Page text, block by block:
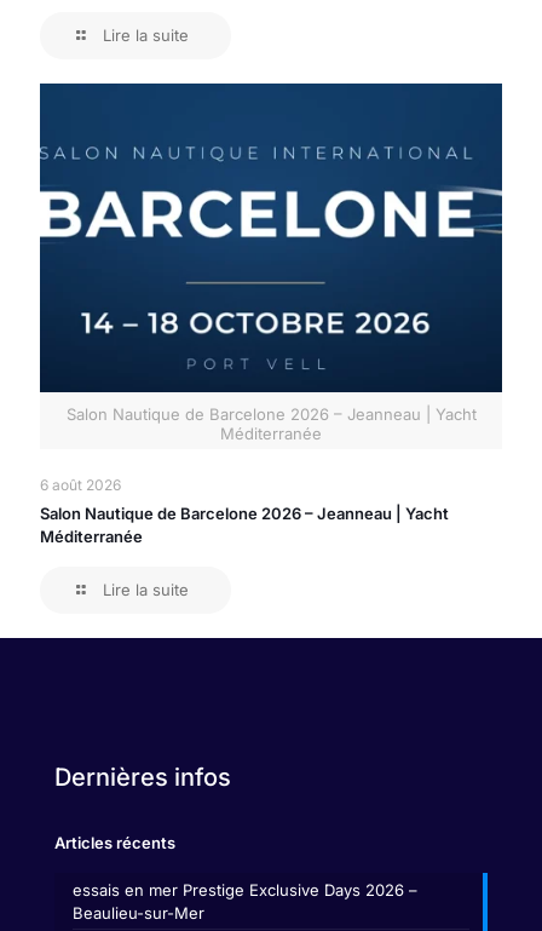
Lire la suite
Salon Nautique de Barcelone 2026 – Jeanneau | Yacht
Méditerranée
6 août 2026
Salon Nautique de Barcelone 2026 – Jeanneau | Yacht
Méditerranée
Lire la suite
Dernières infos
Articles récents
essais en mer Prestige Exclusive Days 2026 –
Beaulieu-sur-Mer